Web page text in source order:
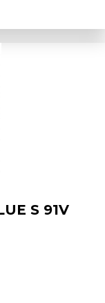
S 91V